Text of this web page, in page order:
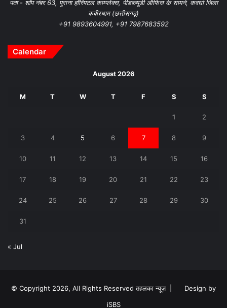
पता - शॉप नंबर 63, पुराना हॉस्पिटल काम्प्लेक्स, पीडब्ल्यूडी ऑफिस के सामने, कवर्धा जिला
कबीरधाम (छत्तीसगढ़)
+91 9893604991, +91 7987683592
Calendar
August 2026
M T W T F S S
1 2
3 4 5 6 7 8 9
10 11 12 13 14 15 16
17 18 19 20 21 22 23
24 25 26 27 28 29 30
31
« Jul
© Copyright 2026, All Rights Reserved तहलका न्यूज़ |
Design by
iSBS